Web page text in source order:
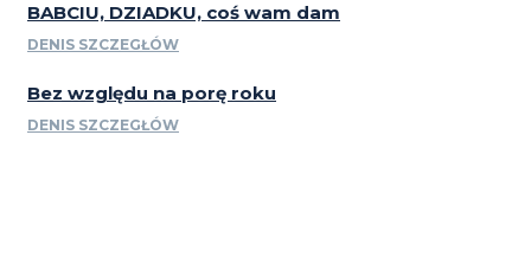
BABCIU, DZIADKU, coś wam dam
DENIS SZCZEGŁÓW
Bez względu na porę roku
DENIS SZCZEGŁÓW